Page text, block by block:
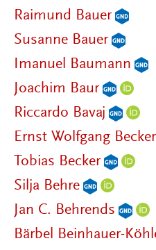
Raimund Bauer
Susanne Bauer
Imanuel Baumann
Joachim Baur
Riccardo Bavaj
Ernst Wolfgang Becker
Tobias Becker
Silja Behre
Jan C. Behrends
Bärbel Beinhauer-